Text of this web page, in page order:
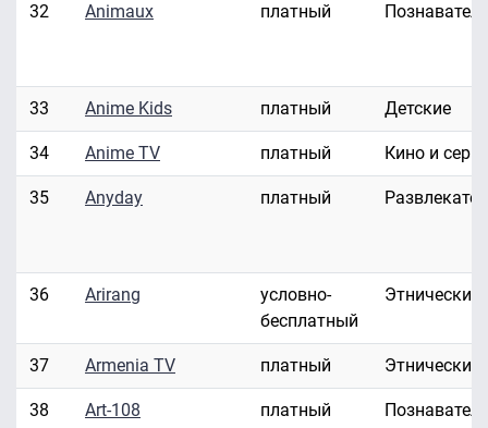
32 Animaux платный
33 Anime Kids платный Детские
34 Anime TV платный Кино и
35 Anyday платный
36 Arirang
условно-
бесплатный
Этнические
37 Armenia TV платный Этнические
38 Art-108 платный